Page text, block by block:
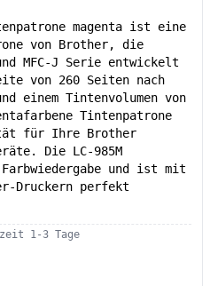
magenta ist eine
von Brother, die
MFC-J Serie entwickelt
von 260 Seiten nach
einem Tintenvolumen von
Tintenpatrone
für Ihre Brother
Die LC-985M
und ist mit
Druckern perfekt
1-3 Tage